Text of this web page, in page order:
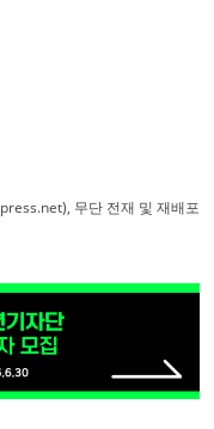
무단 전재 및 재배포